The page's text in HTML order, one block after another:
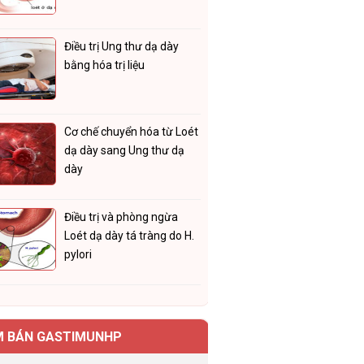
Điều trị Ung thư dạ dày
bằng hóa trị liệu
Cơ chế chuyển hóa từ Loét
dạ dày sang Ung thư dạ
dày
Điều trị và phòng ngừa
Loét dạ dày tá tràng do H.
pylori
BÁN GASTIMUNHP